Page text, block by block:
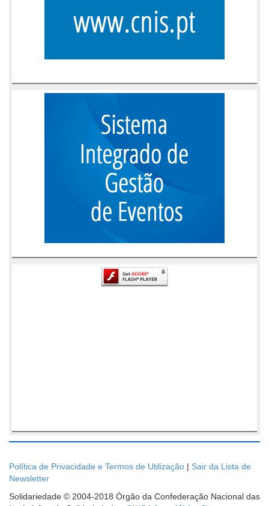
Política de Privacidade e Termos de Utilização | Sair da Lista de
Newsletter
Solidariedade © 2004-2018 Órgão da Confederação Nacional das